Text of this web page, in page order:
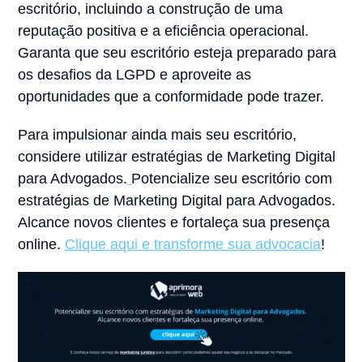
escritório, incluindo a construção de uma
reputação positiva e a eficiência operacional.
Garanta que seu escritório esteja preparado para
os desafios da LGPD e aproveite as
oportunidades que a conformidade pode trazer.
Para impulsionar ainda mais seu escritório,
considere utilizar estratégias de Marketing Digital
para Advogados. Potencialize seu escritório com
estratégias de Marketing Digital para Advogados.
Alcance novos clientes e fortaleça sua presença
online. Clique aqui e transforme sua advocacia!